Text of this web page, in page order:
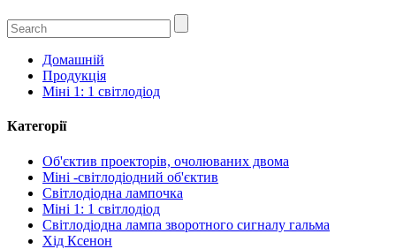
Домашній
Продукція
Міні 1: 1 світлодіод
Категорії
Об'єктив проекторів, очолюваних двома
Міні -світлодіодний об'єктив
Світлодіодна лампочка
Міні 1: 1 світлодіод
Світлодіодна лампа зворотного сигналу гальма
Хід Ксенон